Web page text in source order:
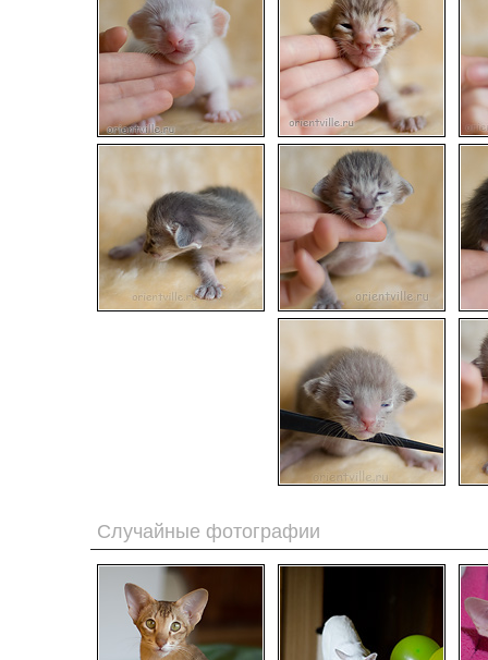
Случайные фотографии